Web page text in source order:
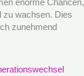
enorme Chancen,
zu wachsen. Dies
zunehmend